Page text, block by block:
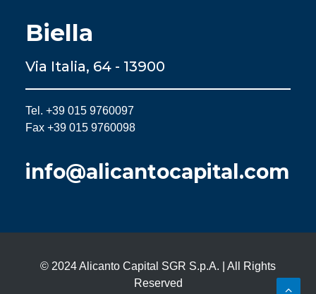
Biella
Via Italia, 64 - 13900
Tel. +39 015 9760097
Fax +39 015 9760098
info@alicantocapital.com
© 2024 Alicanto Capital SGR S.p.A. | All Rights
Reserved